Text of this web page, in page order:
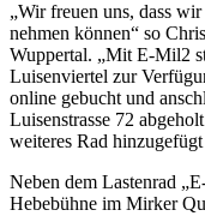
„Wir freuen uns, dass
nehmen können“ so
Wuppertal. „Mit E-Mil2
Luisenviertel zur
online gebucht und
Luisenstrasse 72
weiteres Rad
Neben dem Lastenrad
Hebebühne im Mirker